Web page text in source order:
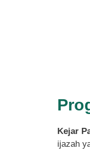
Kejar
ijazah